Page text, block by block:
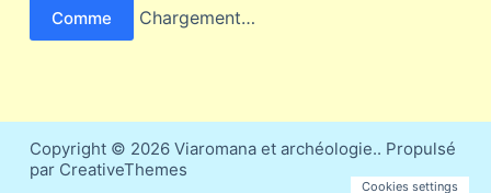
Comme Chargement…
Copyright © 2026 Viaromana et archéologie.. Propulsé
par CreativeThemes
Cookies settings